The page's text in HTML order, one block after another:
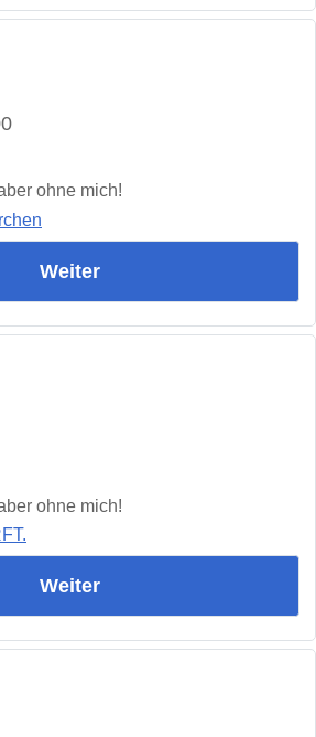
ohne mich!
Weiter
ohne mich!
Weiter